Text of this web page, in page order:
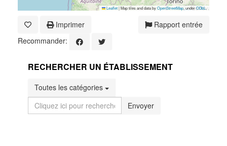
Leaflet|Map tiles and data byOpenStreetMap , underODbL.
Imprimer
Rapport entrée
Recommander:
RECHERCHER UN ÉTABLISSEMENT
Toutes les catégories
Envoyer